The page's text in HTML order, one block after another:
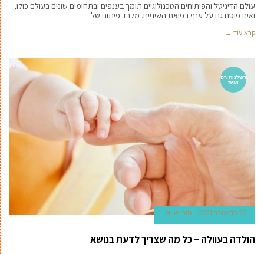
עולם הדיגיטל והפיתוחים הטכנולוגיים תומך בענפים ובתחומים שונים בעולם כולו,
ואינו פוסח גם על ענף רפואת השיניים. מלבד פיתוח של
קרא עוד ←
רשלנות רפ
ואית
29 בדצמבר 2021 תוכן שיווקי
הולדה בעוולה – כל מה שצריך לדעת בנושא